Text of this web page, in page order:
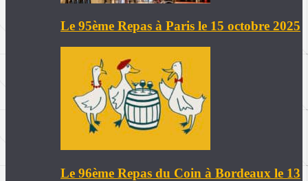
Le 95ème Repas à Paris le 15 octobre 2025
Le 96ème Repas du Coin à Bordeaux le 13